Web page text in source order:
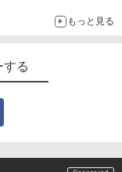
もっと見る
する